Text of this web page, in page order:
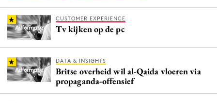
CUSTOMER EXPERIENCE
Tv kijken op de pc
DATA & INSIGHTS
Britse overheid wil al-Qaida vloeren via
propaganda-offensief